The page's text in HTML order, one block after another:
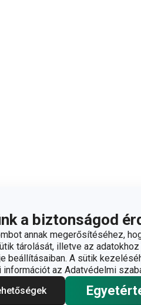
a biztonságod
annak megerősítéséhez,
tárolását, illetve az
beállításaiban. A sütik
az Adatvédelmi